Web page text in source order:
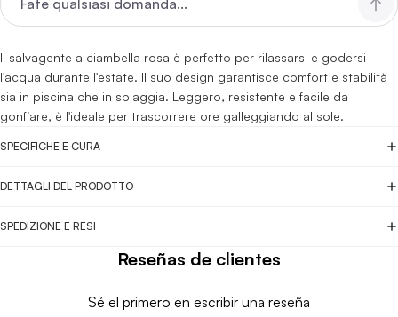
Il salvagente a ciambella rosa è perfetto per rilassarsi e godersi
l'acqua durante l'estate. Il suo design garantisce comfort e stabilità
sia in piscina che in spiaggia. Leggero, resistente e facile da
gonfiare, è l'ideale per trascorrere ore galleggiando al sole.
SPECIFICHE E CURA
DETTAGLI DEL PRODOTTO
SPEDIZIONE E RESI
Reseñas de clientes
Sé el primero en escribir una reseña